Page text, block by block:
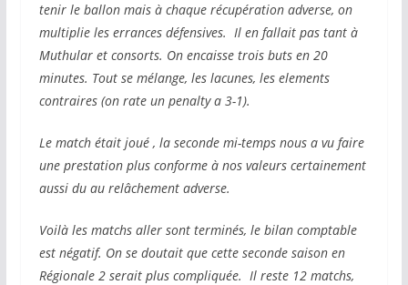
tenir le ballon mais à chaque récupération adverse, on
multiplie les errances défensives. Il en fallait pas tant à
Muthular et consorts. On encaisse trois buts en 20
minutes. Tout se mélange, les lacunes, les elements
contraires (on rate un penalty a 3-1).
Le match était joué , la seconde mi-temps nous a vu faire
une prestation plus conforme à nos valeurs certainement
aussi du au relâchement adverse.
Voilà les matchs aller sont terminés, le bilan comptable
est négatif. On se doutait que cette seconde saison en
Régionale 2 serait plus compliquée. Il reste 12 matchs,